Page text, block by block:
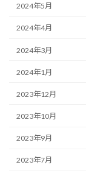
2024年5月
2024年4月
2024年3月
2024年1月
2023年12月
2023年10月
2023年9月
2023年7月